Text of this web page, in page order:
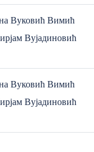
Вуковић Вимић
Вујадиновић
Вуковић Вимић
Вујадиновић